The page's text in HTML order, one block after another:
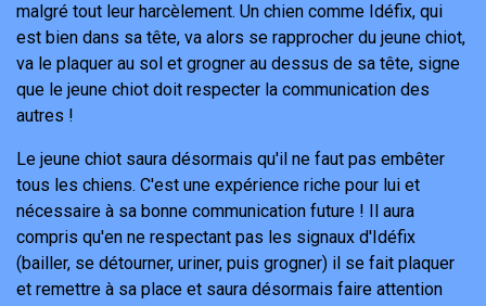
malgré tout leur harcèlement. Un chien comme Idéfix, qui
est bien dans sa tête, va alors se rapprocher du jeune chiot,
va le plaquer au sol et grogner au dessus de sa tête, signe
que le jeune chiot doit respecter la communication des
autres !
Le jeune chiot saura désormais qu'il ne faut pas embêter
tous les chiens. C'est une expérience riche pour lui et
nécessaire à sa bonne communication future ! Il aura
compris qu'en ne respectant pas les signaux d'Idéfix
(bailler, se détourner, uriner, puis grogner) il se fait plaquer
et remettre à sa place et saura désormais faire attention